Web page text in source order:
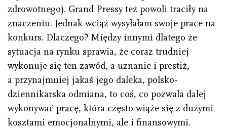
zdrowotnego). Grand Pressy też powoli traciły na
znaczeniu. Jednak wciąż wysyłałam swoje prace na
konkurs. Dlaczego? Między innymi dlatego że
sytuacja na rynku sprawia, że coraz trudniej
wykonuje się ten zawód, a uznanie i prestiż,
a przynajmniej jakaś jego daleka, polsko-
dziennikarska odmiana, to coś, co pozwala dalej
wykonywać pracę, która często wiąże się z dużymi
kosztami emocjonalnymi, ale i finansowymi.